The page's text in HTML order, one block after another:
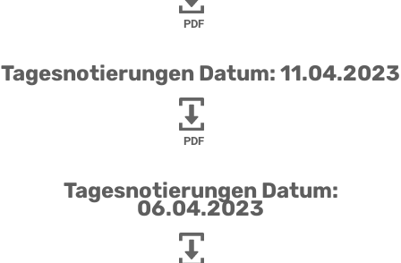
PDF
Tagesnotierungen Datum: 11.04.2023
PDF
Tagesnotierungen Datum:
06.04.2023